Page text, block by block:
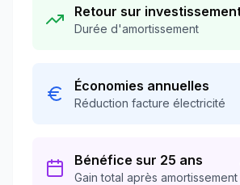
Retour sur
Durée d'amortissement
Économies annuelles
Réduction facture électricité
Bénéfice sur 25 ans
Gain total après amortissement